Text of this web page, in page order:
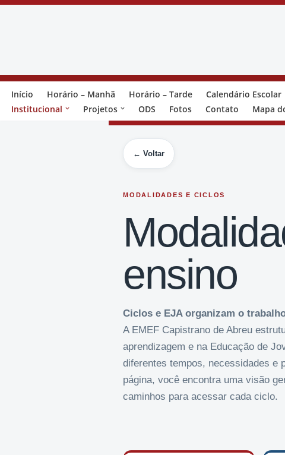
o
conteúdo
Início Horário – Manhã Horário – Tarde Calendário Escolar
Institucional
Projetos ODS Fotos Contato Mapa
← Voltar
MODALIDADES E CICLOS
ensino
Ciclos e EJA organizam o
A EMEF Capistrano de Abreu
aprendizagem e na Educação de
diferentes tempos, necessidades e
página, você encontra uma visão
caminhos para acessar cada ciclo.